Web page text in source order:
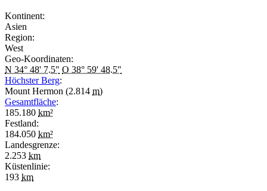
Kontinent:
Asien
Region:
West
Geo-Koordinaten:
N 34° 48' 7.5" O 38° 59' 48.5"
Höchster Berg:
Mount Hermon (2.814 m)
Gesamtfläche:
185.180 km²
Festland:
184.050 km²
Landesgrenze:
2.253 km
Küstenlinie:
193 km